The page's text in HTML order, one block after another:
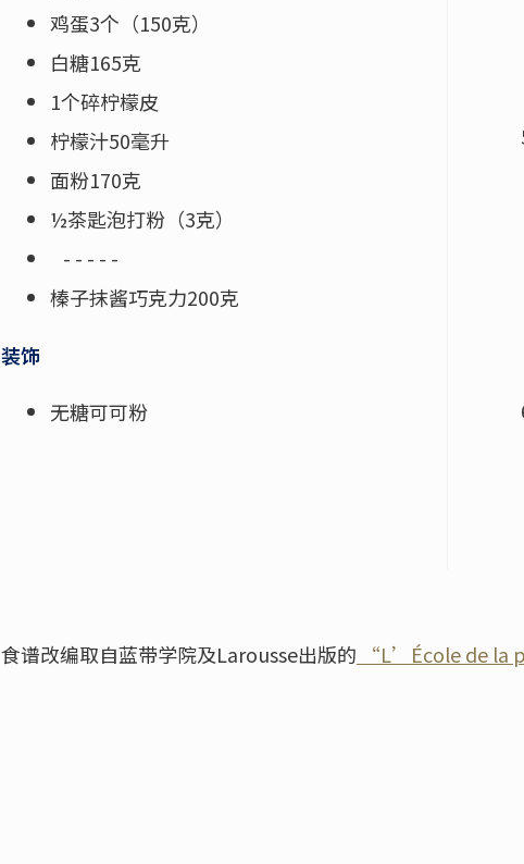
鸡蛋3个（150克）
白糖165克
1个碎柠檬皮
柠檬汁50毫升
面粉170克
½茶匙泡打粉（3克）
- - - - -
榛子抹酱巧克力200克
装饰
无糖可可粉
食谱改编取自蓝带学院及Larousse出版的 “L’École de la